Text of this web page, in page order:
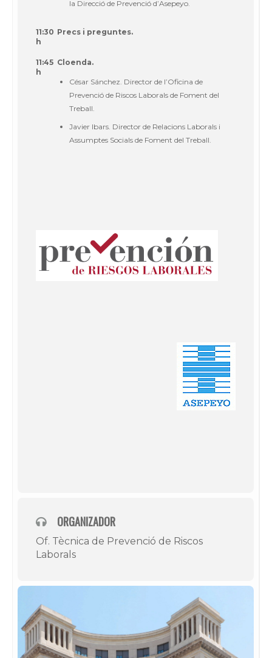
la Direcció de Prevenció d’Asepeyo.
11:30
h
Precs i preguntes.
11:45
h
Cloenda.
César Sánchez. Director de l’Oficina de
Prevenció de Riscos Laborals de Foment del
Treball.
Javier Ibars. Director de Relacions Laborals i
Assumptes Socials de Foment del Treball.
ORGANIZADOR
Of. Tècnica de Prevenció de Riscos
Laborals